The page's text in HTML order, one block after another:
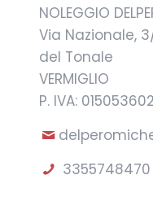
NOLEGGIO
Via Nazionale,
del Tonale
VERMIGLIO
P. IVA:
3355748470